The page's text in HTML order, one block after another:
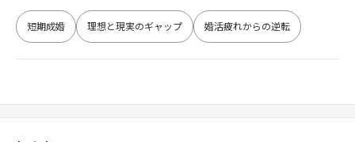
短期成婚 理想と現実のギャップ 婚活疲れからの逆転